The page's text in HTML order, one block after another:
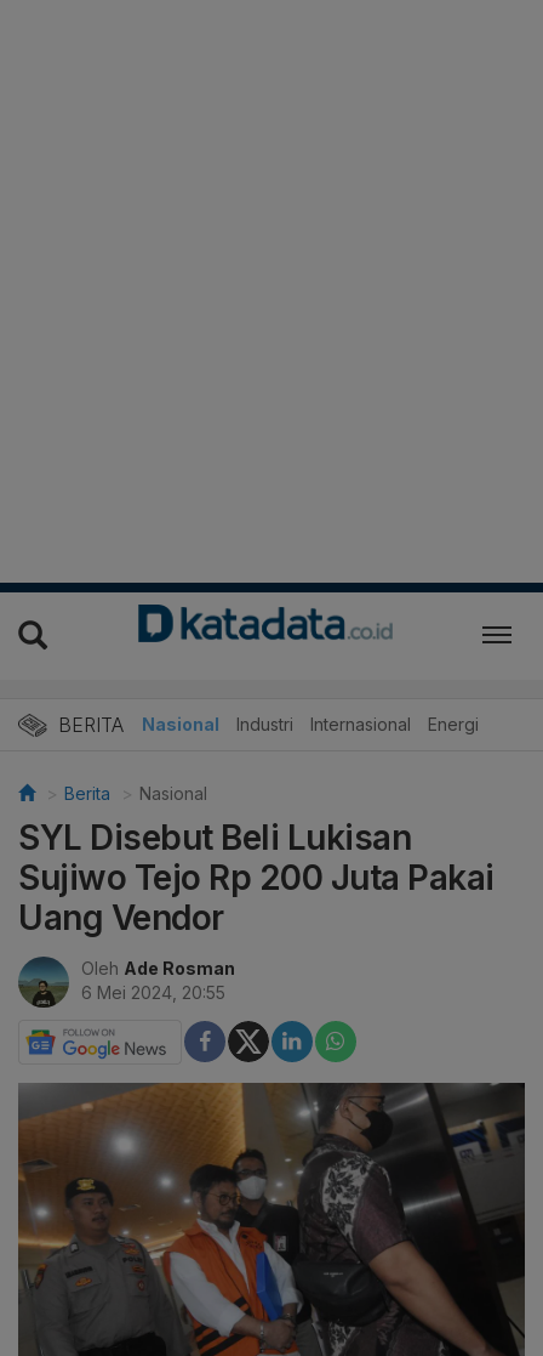
BERITA Nasional Industri Internasional Energi
Berita Nasional
SYL Disebut Beli Lukisan
Sujiwo Tejo Rp 200 Juta Pakai
Uang Vendor
Oleh Ade Rosman
6 Mei 2024, 20:55